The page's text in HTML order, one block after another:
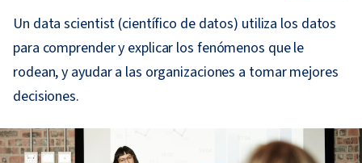
Un data scientist (científico de datos) utiliza los datos
para comprender y explicar los fenómenos que le
rodean, y ayudar a las organizaciones a tomar mejores
decisiones.